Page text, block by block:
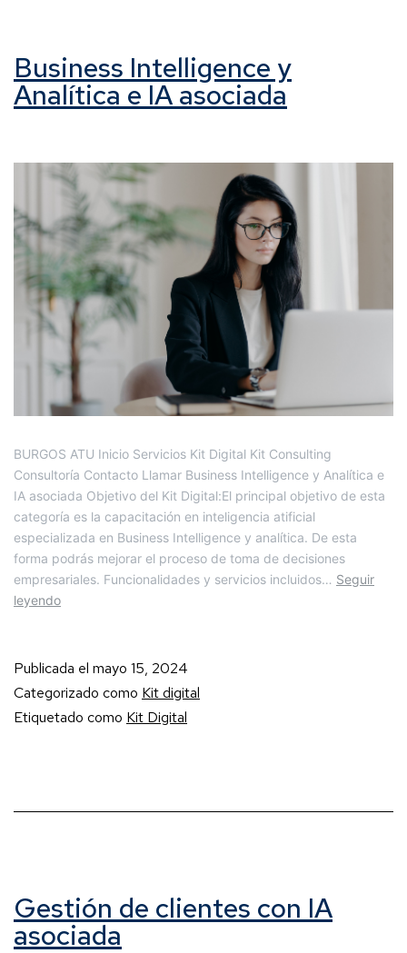
Business Intelligence y
Analítica e IA asociada
BURGOS ATU Inicio Servicios Kit Digital Kit Consulting
Consultoría Contacto Llamar Business Intelligence y Analítica e
IA asociada Objetivo del Kit Digital:El principal objetivo de esta
categoría es la capacitación en inteligencia atificial
especializada en Business Intelligence y analítica. De esta
forma podrás mejorar el proceso de toma de decisiones
empresariales. Funcionalidades y servicios incluidos… Seguir
leyendo
Publicada el mayo 15, 2024
Categorizado como Kit digital
Etiquetado como Kit Digital
Gestión de clientes con IA
asociada